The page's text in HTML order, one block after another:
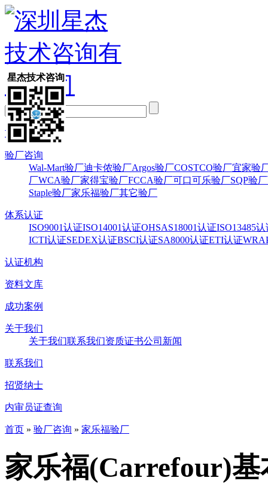
首页
验厂咨询
Wal-Mart验厂迪卡侬验厂Argos验厂COSTCO验厂宜家验
厂WCA验厂家得宝验厂FCCA验厂可口可乐验厂SQP验厂
Staple验厂家乐福验厂其它验厂
体系认证
ISO9001认证ISO14001认证OHSAS18001认证ISO13485认
ICTI认证SEDEX认证BSCI认证SA8000认证ETI认证
认证机构
资料文库
成功案例
关于我们
关于我们联系我们资质证书公司新闻
联系我们
招贤纳士
内审员证查询
首页 » 验厂咨询 » 家乐福验厂
家乐福(Carrefour)基
星杰技术咨询